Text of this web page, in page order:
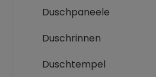
Duschpaneele
Duschrinnen
Duschtempel